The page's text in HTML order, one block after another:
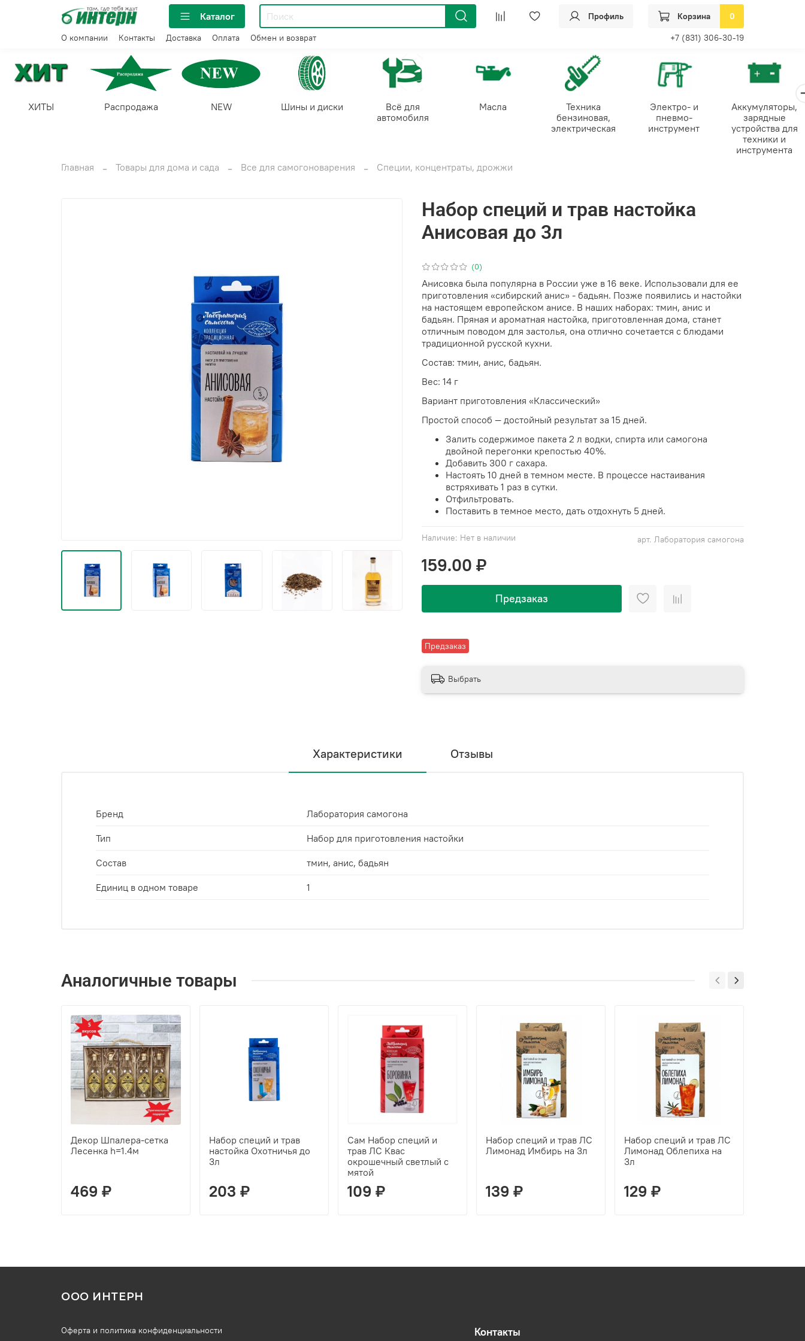
Каталог Профиль Корзина 0
О компании Контакты Доставка Оплата Обмен и возврат +7 (831) 306-30-19
ХИТЫ Распродажа NEW Шины и диски
Всё для
автомобиля
Масла
Техника
бензиновая,
электрическая
Электро- и
пневмо-
инструмент
Аккумуляторы,
зарядные
устройства для
техники и
инструмента
Главная
Товары для дома и сада Все для самогоноварения Специи, концентраты, дрожжи
(0)
арт. Лаборатория самогона
Наличие: Нет в наличии
Предзаказ
Набор специй и трав настойка
Анисовая до 3л
159.00 ₽
Предзаказ
Анисовка была популярна в России уже в 16 веке. Использовали для ее
приготовления «сибирский анис» - бадьян. Позже появились и настойки
на настоящем европейском анисе. В наших наборах: тмин, анис и
бадьян. Пряная и ароматная настойка, приготовленная дома, станет
отличным поводом для застолья, она отлично сочетается с блюдами
традиционной русской кухни.
Состав: тмин, анис, бадьян.
Вес: 14 г
Вариант приготовления «Классический»
Простой способ — достойный результат за 15 дней.
Залить содержимое пакета 2 л водки, спирта или самогона
двойной перегонки крепостью 40%.
Добавить 300 г сахара.
Настоять 10 дней в темном месте. В процессе настаивания
встряхивать 1 раз в сутки.
Отфильтровать.
Поставить в темное место, дать отдохнуть 5 дней.
Выбрать
Характеристики Отзывы
Бренд Лаборатория самогона
Тип Набор для приготовления настойки
Состав тмин, анис, бадьян
Единиц в одном товаре 1
Аналогичные товары
Декор Шпалера-сетка
Лесенка h=1.4м
469 ₽
Набор специй и трав
настойка Охотничья до
3л
203 ₽
Сам Набор специй и
трав ЛС Квас
окрошечный светлый с
мятой
109 ₽
Набор специй и трав ЛС
Лимонад Имбирь на 3л
139 ₽
Набор специй и трав ЛС
Лимонад Облепиха на
3л
129 ₽
ООО ИНТЕРН
Оферта и политика конфиденциальности Контакты